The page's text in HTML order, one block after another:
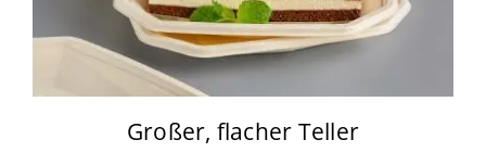
Großer, flacher Teller